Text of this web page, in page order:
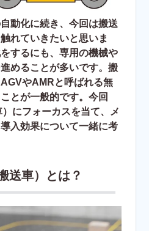
動化に続き、今回は搬送
れていきたいと思いま
するにも、専用の機械や
めることが多いです。搬
やAMRと呼ばれる無
とが一般的です。今回
にフォーカスを当て、メ
入効果について一緒に考
送車）とは？